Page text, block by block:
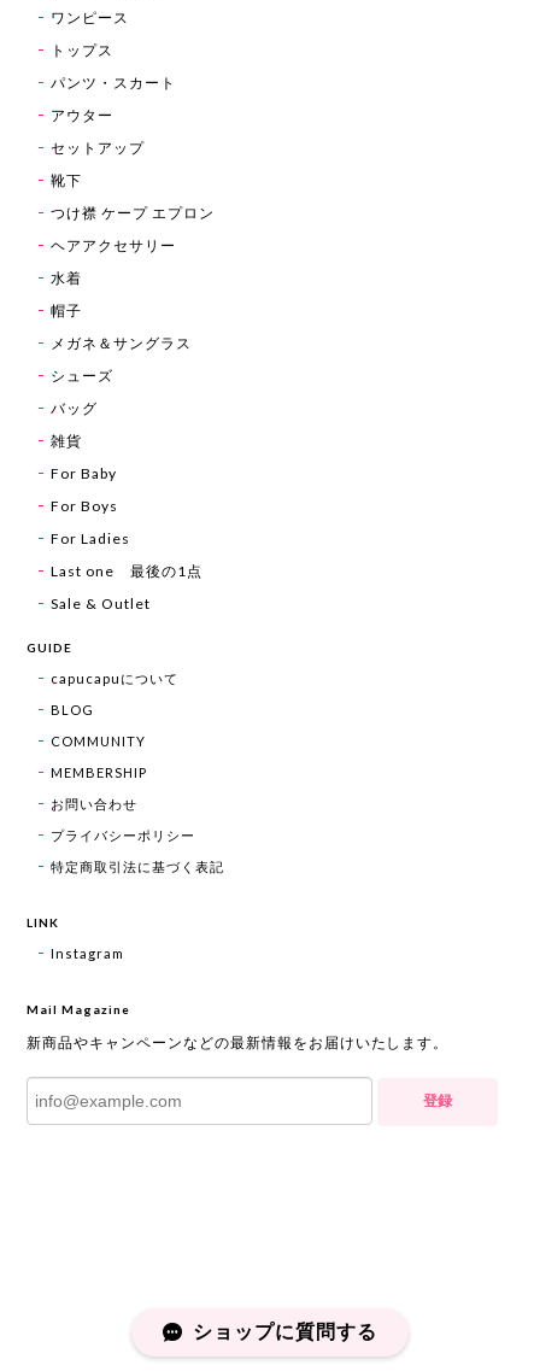
ワンピース
トップス
パンツ・スカート
アウター
セットアップ
靴下
つけ襟 ケープ エプロン
ヘアアクセサリー
水着
帽子
メガネ＆サングラス
シューズ
バッグ
雑貨
For Baby
For Boys
For Ladies
Last one 最後の1点
Sale & Outlet
GUIDE
capucapuについて
BLOG
COMMUNITY
MEMBERSHIP
お問い合わせ
プライバシーポリシー
特定商取引法に基づく表記
LINK
Instagram
Mail Magazine
新商品やキャンペーンなどの最新情報をお届けいたします。
登録
ショップに質問する